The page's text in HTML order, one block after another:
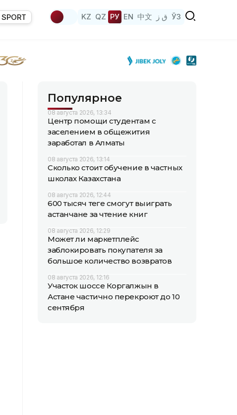
SPORT KZ QZ РУ EN 中文 ق ز ЎЗ
Популярное
08 августа 2026, 13:34
Центр помощи студентам с
заселением в общежития
заработал в Алматы
08 августа 2026, 13:14
Сколько стоит обучение в частных
школах Казахстана
08 августа 2026, 12:44
600 тысяч теңге смогут выиграть
астанчане за чтение книг
08 августа 2026, 12:29
Может ли маркетплейс
заблокировать покупателя за
большое количество возвратов
08 августа 2026, 12:16
Участок шоссе Коргалжын в
Астане частично перекроют до 10
сентября